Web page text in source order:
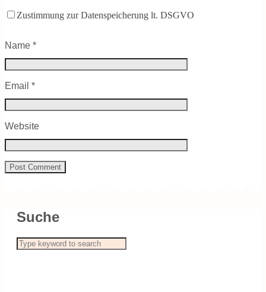
Zustimmung zur Datenspeicherung lt. DSGVO
Name *
Email *
Website
Suche